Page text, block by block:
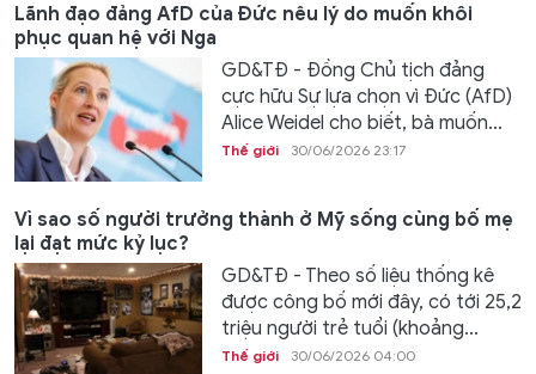
Lãnh đạo đảng AfD của Đức nêu lý do muốn khôi
phục quan hệ với Nga
GD&TĐ - Đồng Chủ tịch đảng
cực hữu Sự lựa chọn vì Đức (AfD)
Alice Weidel cho biết, bà muốn...
Thế giới 30/06/2026 23:17
Vì sao số người trưởng thành ở Mỹ sống cùng bố mẹ
lại đạt mức kỷ lục?
GD&TĐ - Theo số liệu thống kê
được công bố mới đây, có tới 25,2
triệu người trẻ tuổi (khoảng...
Thế giới 30/06/2026 04:00